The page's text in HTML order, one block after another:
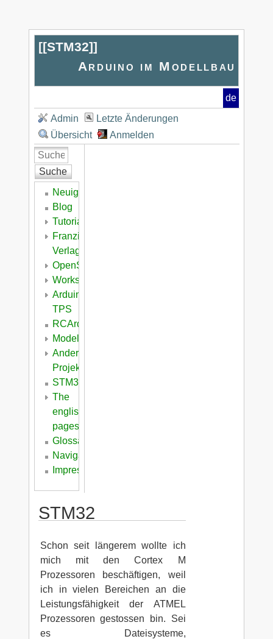
[[STM32]]
Arduino im Modellbau
de
Admin
Letzte Änderungen
Übersicht
Anmelden
Suche
Neuigkeiten
Blog
Tutorial
Franzis
Verlag
OpenSeaMap
Workshops
Arduino
TPS
RCArduino
Modellbau
Andere
Projekte
STM32
The
english
pages
Glossar
Navigation
Impressum/Datenschutzerklärung
STM32
Schon seit längerem wollte ich
mich mit den Cortex M
Prozessoren beschäftigen, weil
ich in vielen Bereichen an die
Leistungsfähigkeit der ATMEL
Prozessoren gestossen bin. Sei
es Dateisysteme,